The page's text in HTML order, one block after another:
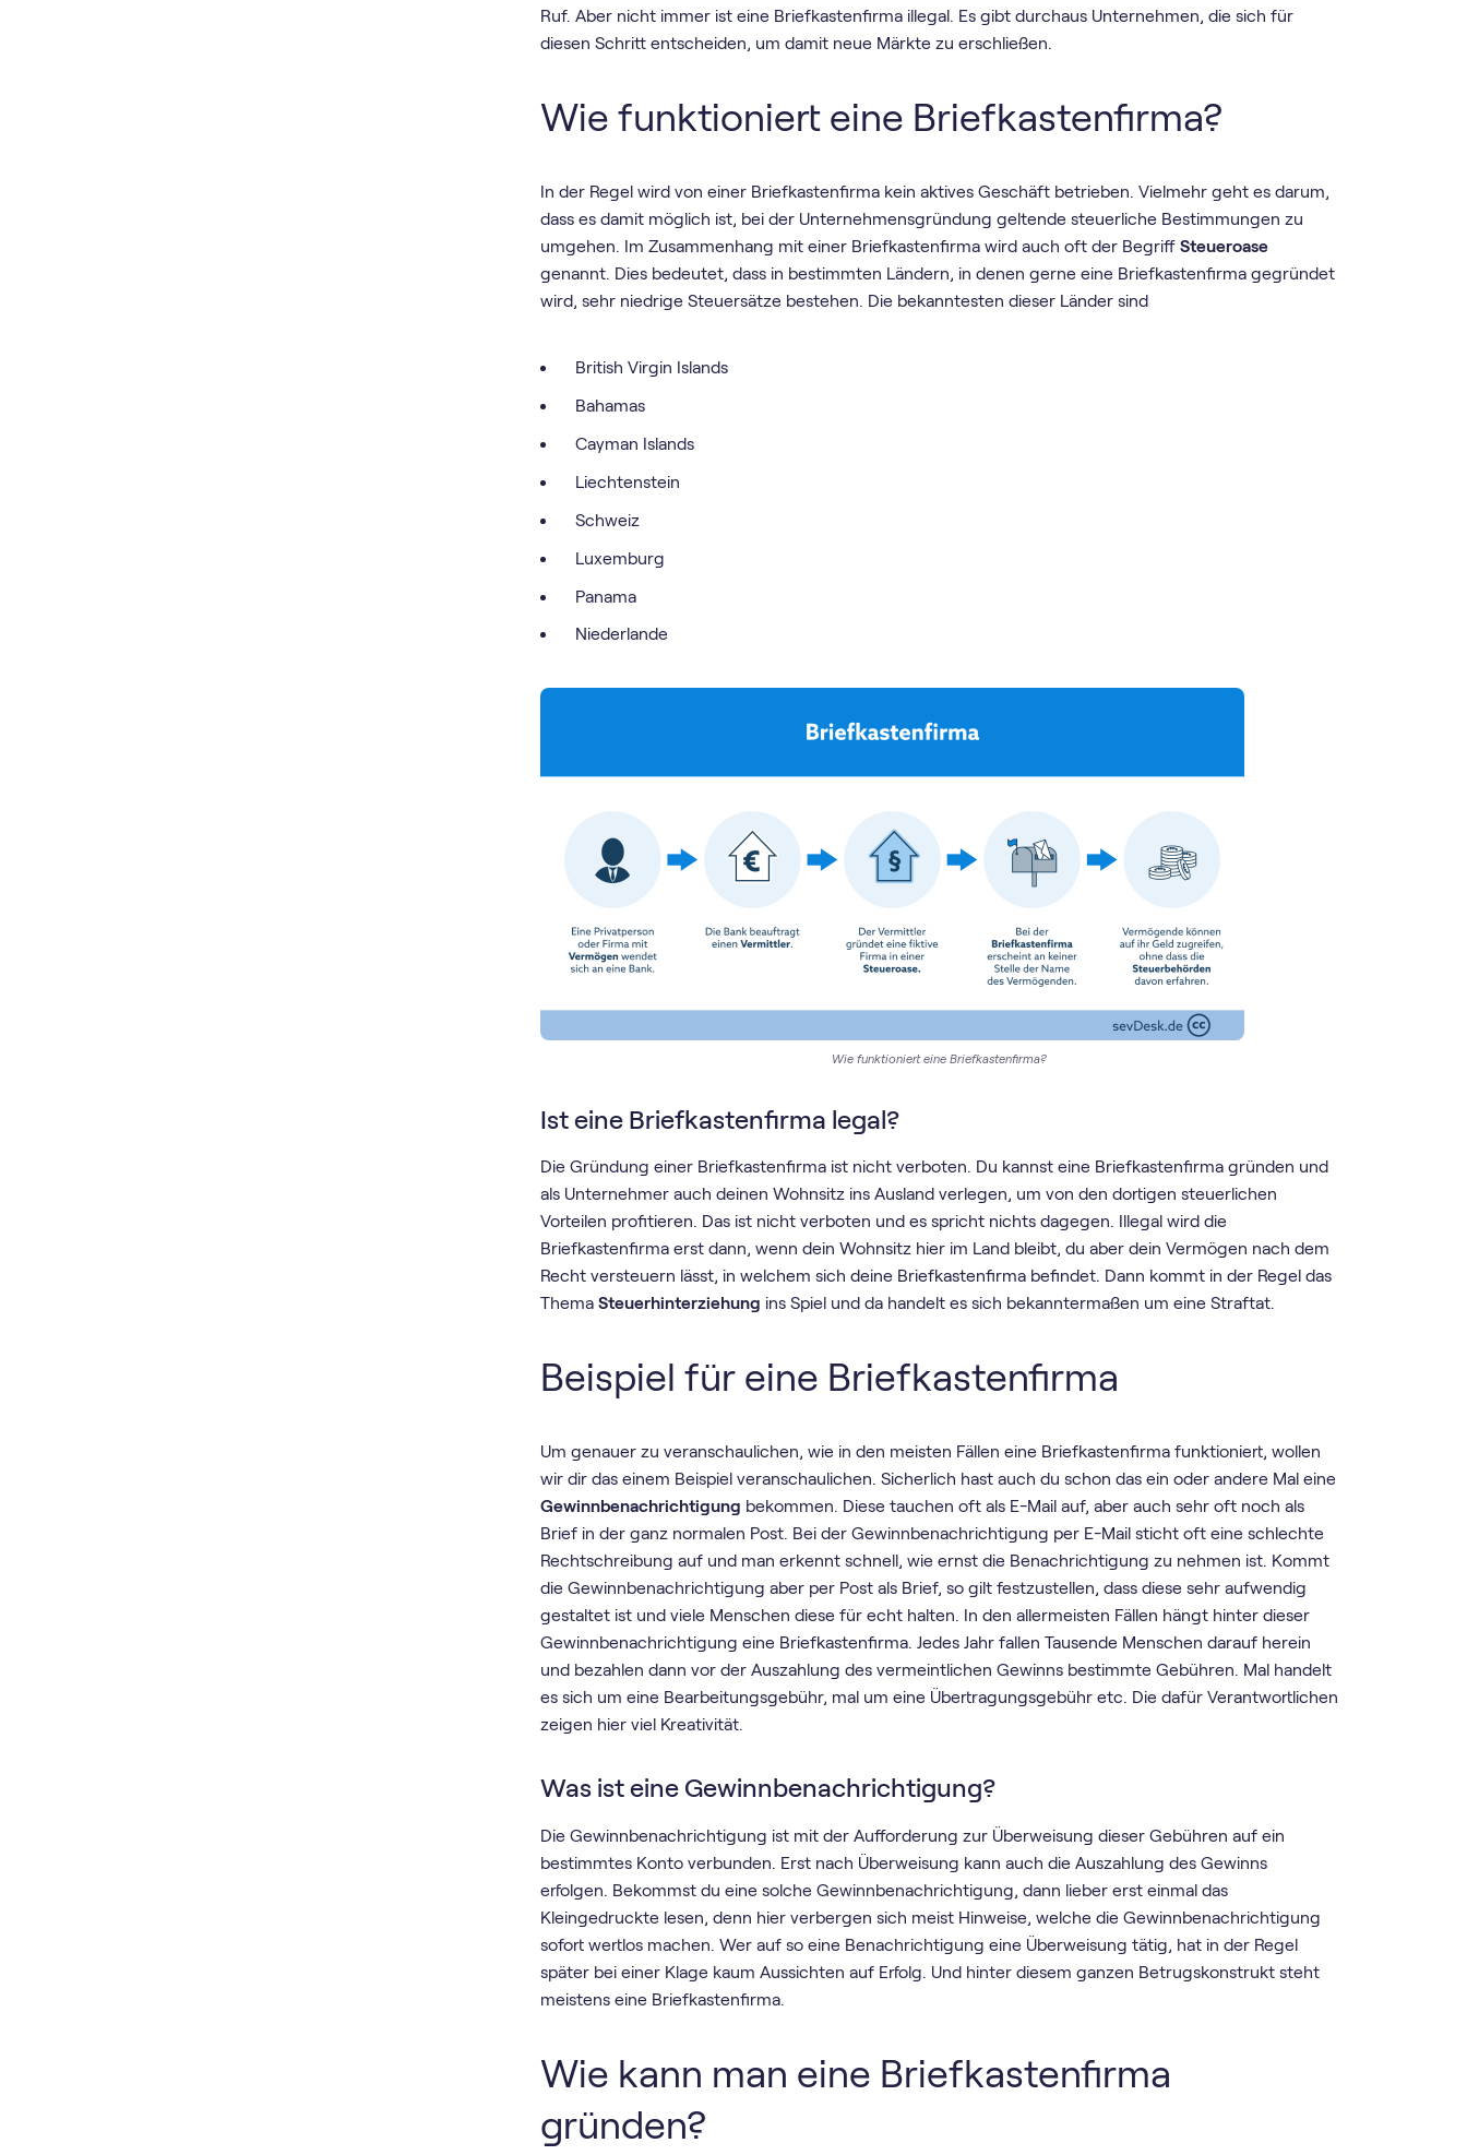
Ruf. Aber nicht immer ist eine Briefkastenfirma illegal. Es gibt durchaus Unternehmen, die sich für
diesen Schritt entscheiden, um damit neue Märkte zu erschließen.
Wie funktioniert eine Briefkastenfirma?
In der Regel wird von einer Briefkastenfirma kein aktives Geschäft betrieben. Vielmehr geht es darum,
dass es damit möglich ist, bei der Unternehmensgründung geltende steuerliche Bestimmungen zu
umgehen. Im Zusammenhang mit einer Briefkastenfirma wird auch oft der BegriffSteueroase
genannt. Dies bedeutet, dass in bestimmten Ländern, in denen gerne eine Briefkastenfirma gegründet
wird, sehr niedrige Steuersätze bestehen. Die bekanntesten dieser Länder sind
British Virgin Islands
Bahamas
Cayman Islands
Liechtenstein
Schweiz
Luxemburg
Panama
Niederlande
Wie funktioniert eine Briefkastenfirma?
Ist eine Briefkastenfirma legal?
Die Gründung einer Briefkastenfirma ist nicht verboten. Du kannst eine Briefkastenfirma gründen und
als Unternehmer auch deinen Wohnsitz ins Ausland verlegen, um von den dortigen steuerlichen
Vorteilen profitieren. Das ist nicht verboten und es spricht nichts dagegen. Illegal wird die
Briefkastenfirma erst dann, wenn dein Wohnsitz hier im Land bleibt, du aber dein Vermögen nach dem
Recht versteuern lässt, in welchem sich deine Briefkastenfirma befindet. Dann kommt in der Regel das
ThemaSteuerhinterziehung ins Spiel und da handelt es sich bekanntermaßen um eine Straftat.
Beispiel für eine Briefkastenfirma
Um genauer zu veranschaulichen, wie in den meisten Fällen eine Briefkastenfirma funktioniert, wollen
wir dir das einem Beispiel veranschaulichen. Sicherlich hast auch du schon das ein oder andere Mal eine
Gewinnbenachrichtigung bekommen. Diese tauchen oft als E-Mail auf, aber auch sehr oft noch als
Brief in der ganz normalen Post. Bei der Gewinnbenachrichtigung per E-Mail sticht oft eine schlechte
Rechtschreibung auf und man erkennt schnell, wie ernst die Benachrichtigung zu nehmen ist. Kommt
die Gewinnbenachrichtigung aber per Post als Brief, so gilt festzustellen, dass diese sehr aufwendig
gestaltet ist und viele Menschen diese für echt halten. In den allermeisten Fällen hängt hinter dieser
Gewinnbenachrichtigung eine Briefkastenfirma. Jedes Jahr fallen Tausende Menschen darauf herein
und bezahlen dann vor der Auszahlung des vermeintlichen Gewinns bestimmte Gebühren. Mal handelt
es sich um eine Bearbeitungsgebühr, mal um eine Übertragungsgebühr etc. Die dafür Verantwortlichen
zeigen hier viel Kreativität.
Was ist eine Gewinnbenachrichtigung?
Die Gewinnbenachrichtigung ist mit der Aufforderung zur Überweisung dieser Gebühren auf ein
bestimmtes Konto verbunden. Erst nach Überweisung kann auch die Auszahlung des Gewinns
erfolgen. Bekommst du eine solche Gewinnbenachrichtigung, dann lieber erst einmal das
Kleingedruckte lesen, denn hier verbergen sich meist Hinweise, welche die Gewinnbenachrichtigung
sofort wertlos machen. Wer auf so eine Benachrichtigung eine Überweisung tätig, hat in der Regel
später bei einer Klage kaum Aussichten auf Erfolg. Und hinter diesem ganzen Betrugskonstrukt steht
meistens eine Briefkastenfirma.
Wie kann man eine Briefkastenfirma
gründen?